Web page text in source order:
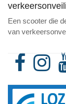
Een scooter die
van